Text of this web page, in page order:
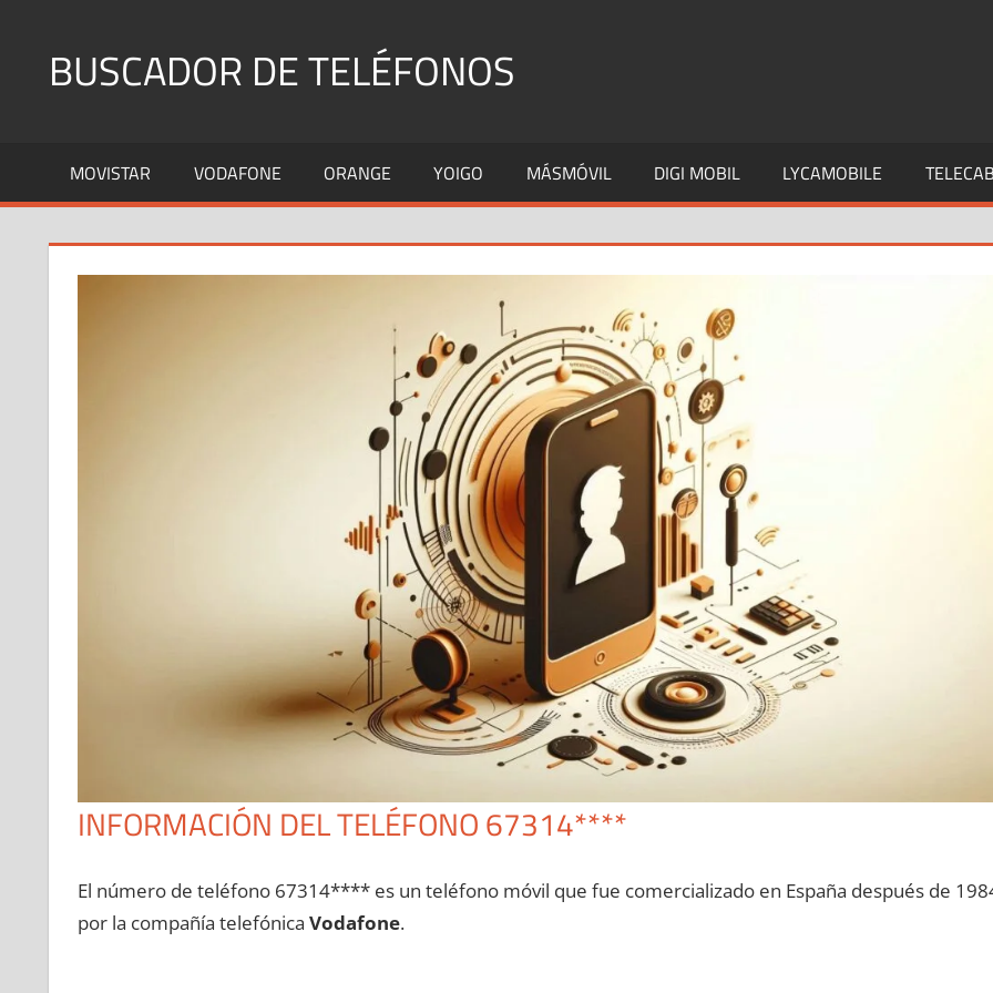
contenidoBUSCADOR DE TELÉFONOS
Fijos
y
MOVISTAR VODAFONE ORANGE YOIGO MÁSMÓVIL DIGI MOBIL LYCAMOBILE
INFORMACIÓN DEL TELÉFONO 67314****
El número dе teléfono 67314**** es un teléfono móvil quе fue comercializado en España después dе
pοr la compañía telefónica Vodafone.